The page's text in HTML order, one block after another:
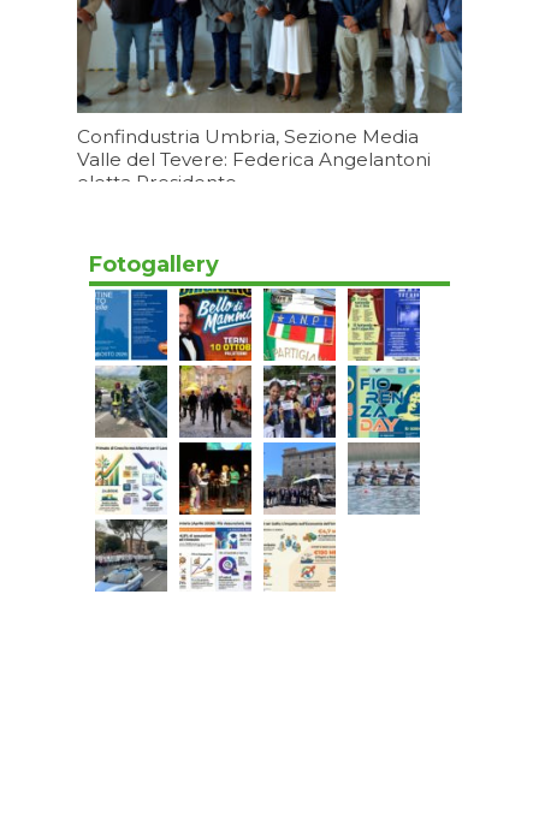
Confindustria Umbria, Sezione Media
Valle del Tevere: Federica Angelantoni
eletta Presidente
Fotogallery